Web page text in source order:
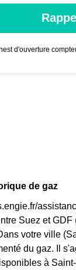
d'ouverture
de gaz
Suez et GDF
votre ville
du gaz. Il
à